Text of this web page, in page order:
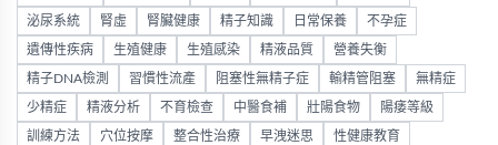
泌尿系統 腎虛 腎臟健康 精子知識 日常保養 不孕症
遺傳性疾病 生殖健康 生殖感染 精液品質 營養失衡
精子DNA檢測 習慣性流產 阻塞性無精子症 輸精管阻塞 無精症
少精症 精液分析 不育檢查 中醫食補 壯陽食物 陽痿等級
訓練方法 穴位按摩 整合性治療 早洩迷思 性健康教育